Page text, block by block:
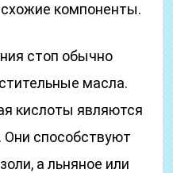
компоненты.
стоп обычно
масла.
кислоты являются
способствуют
а льняное или